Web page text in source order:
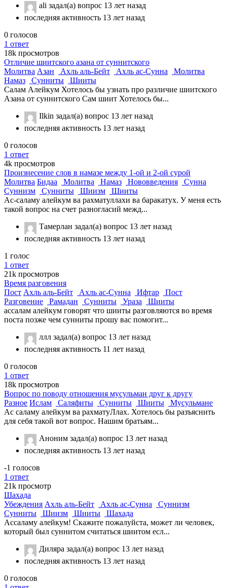
ali задал(а) вопрос 13 лет назад
последняя активность 13 лет назад
0 голосов
1 ответ
18k просмотров
Отличие шиитского азана от суннитского
Молитва Азан Ахль аль-Бейт Ахль ас-Сунна
Молитва
Намаз
Сунниты
Шииты
Салам Алейкум Хотелось бы узнать про различие шиитского
Азана от суннитского Сам шиит Хотелось бы...
Ilkin задал(а) вопрос 13 лет назад
последняя активность 13 лет назад
0 голосов
1 ответ
4k просмотров
Произнесение слов в намазе между 1-ой и 2-ой сурой
Молитва Бидаа Молитва Намаз Нововведения
Сунна
Суннизм
Сунниты Шиизм
Шииты
Ас-саламу алейкум ва рахматуллахи ва баракатух. У меня есть
такой вопрос на счет разногласий межд...
Тамерлан задал(а) вопрос 13 лет назад
последняя активность 13 лет назад
1 голос
1 ответ
21k просмотров
Время разговения
Пост Ахль аль-Бейт Ахль ас-Сунна Ифтар
Пост
Разговение
Рамадан Сунниты Ураза
Шииты
ассалам алейкум говорят что шииты разговляются во время
поста позже чем сунниты прошу вас помогит...
ллл задал(а) вопрос 13 лет назад
последняя активность 11 лет назад
0 голосов
1 ответ
18k просмотров
Вопрос по поводу отношения мусульман друг к другу
Разное Ислам Саляфиты Сунниты Шииты
Мусульмане
Ас саламу алейкум ва рахматуЛлах. Хотелось бы разъяснить
для себя такой вот вопрос. Нашим братьям...
Аноним задал(а) вопрос 13 лет назад
последняя активность 13 лет назад
-1 голосов
1 ответ
21k просмотр
Шахада
Убеждения Ахль аль-Бейт Ахль ас-Сунна
Суннизм
Сунниты
Шиизм Шииты
Шахада
Ассаламу алейкум! Скажите пожалуйста, может ли человек,
который был суннитом считаться шиитом есл...
Диляра задал(а) вопрос 13 лет назад
последняя активность 13 лет назад
0 голосов